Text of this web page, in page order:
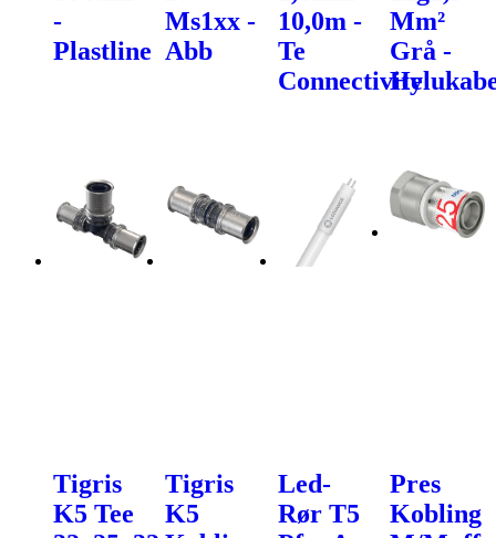
-
Plastline
Ms1xx -
Abb
10,0m -
Te
Connectivity
Mm²
Grå -
Tigris
K5 Tee
Tigris
K5
Led-
Rør T5
Pres
Kobling